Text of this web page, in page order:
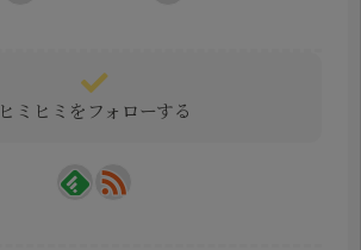
ヒミヒミをフォローする